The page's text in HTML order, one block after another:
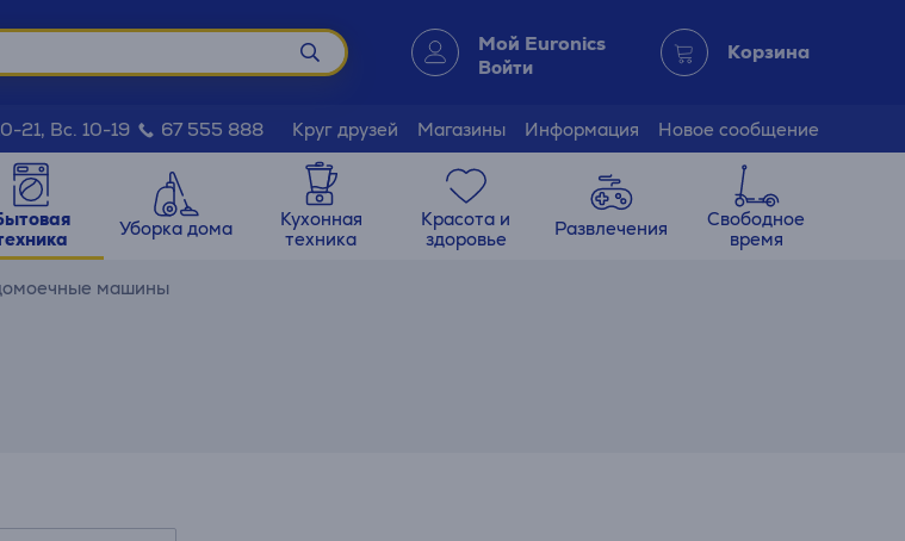
Мой Euronics
Войти
Корзина
21, Вс. 10-19 67 555 888 Круг друзей Магазины Информация Новое сообщение
Уборка дома
Кухонная
техника
Красота и
здоровье
Развлечения
Свободное
время
машины